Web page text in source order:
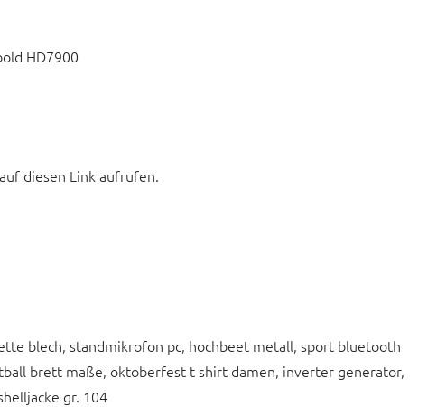
HD7900
diesen Link aufrufen.
blech, standmikrofon pc, hochbeet metall, sport bluetooth
brett maße, oktoberfest t shirt damen, inverter generator,
gr. 104